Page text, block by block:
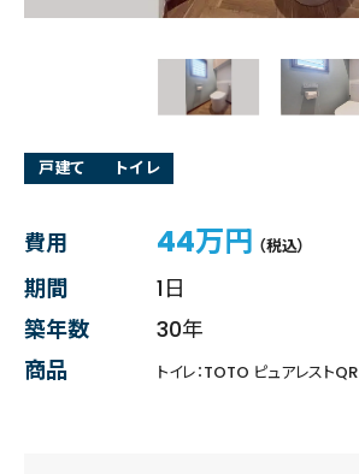
戸建て トイレ
費用 44万円 （税込）
期間
1日
築年数
30年
商品
トイレ：TOTO ピュアレストQR